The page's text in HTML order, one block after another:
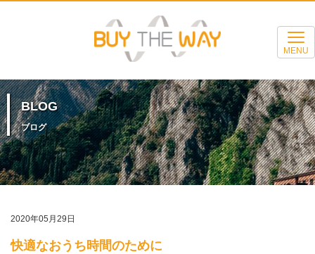
MENU
BLOG
ブログ
2020年05月29日
快適なおうち時間のために